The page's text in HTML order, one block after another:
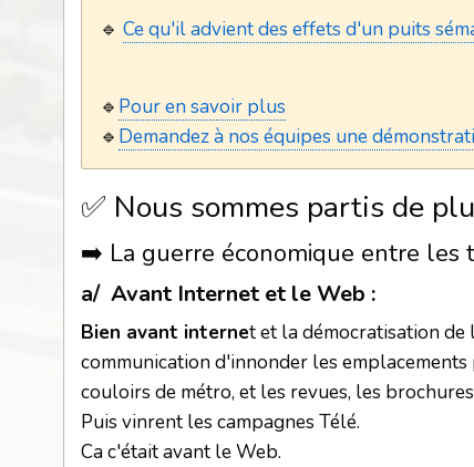
🔹 Ce qu'il advient des effets d'un puits
🔹 Pour en savoir plus
🔹 Demandez à nos équipes une
✅ Nous sommes partis de
➡️ La guerre économique entre
a/ Avant Internet et le Web :
Bien avant internet et la démocratisation de
communication d'innonder les
couloirs de métro, et les revues, les
Puis vinrent les campagnes Télé.
Ca c'était avant le Web.